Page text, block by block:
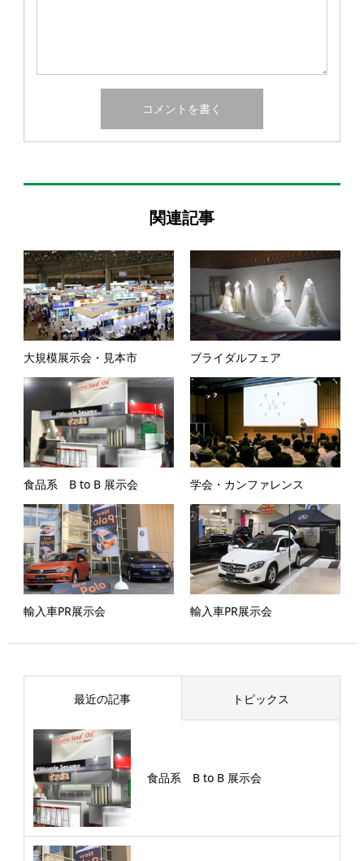
関連記事
大規模展示会・見本市 ブライダルフェア
食品系 B to B 展示会 学会・カンファレンス
輸入車PR展示会 輸入車PR展示会
最近の記事 トピックス
食品系 B to B 展示会